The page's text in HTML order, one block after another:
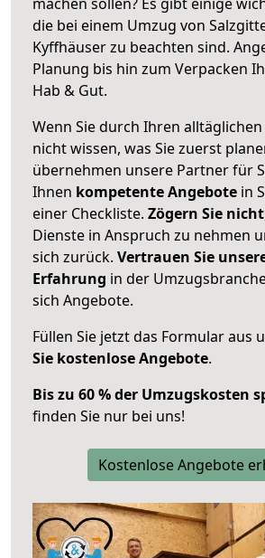
die bei einem Umzug von
Kyffhäuser zu beachten sind.
Planung bis hin zum Verpacken
Hab & Gut.
Wenn Sie durch Ihren
nicht wissen, was Sie zuerst
übernehmen unsere Partner für
Ihnen kompetente Angebote in
einer Checkliste. Zögern Sie nicht
Dienste in Anspruch zu nehmen
sich zurück. Vertrauen Sie
Erfahrung in der
sich Angebote.
Füllen Sie jetzt das Formular aus
Sie kostenlose Angebote.
Bis zu 60 % der Umzugskosten
finden Sie nur bei uns!
Kostenlose Angebote